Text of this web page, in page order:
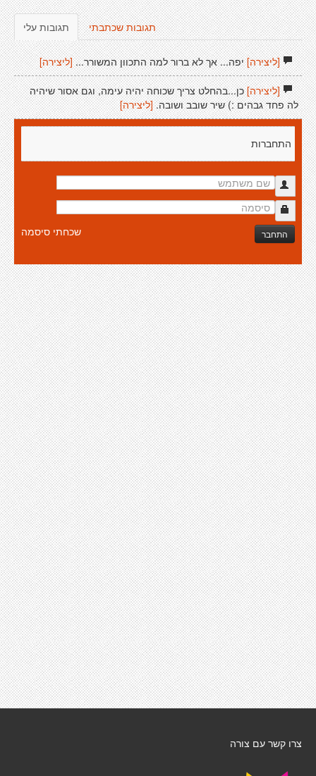
תגובות עלי תגובות שכתבתי
[ליצירה]יפה... אך לא ברור למה התכוון המשורר... [ליצירה]
[ליצירה]כן...בהחלט צריך שכוחה יהיה עימה, וגם אסור שיהיה
לה פחד גבהים :) שיר שובב ושובה. [ליצירה]
התחברות
התחבר שכחתי סיסמה
צרו קשר עם צורה